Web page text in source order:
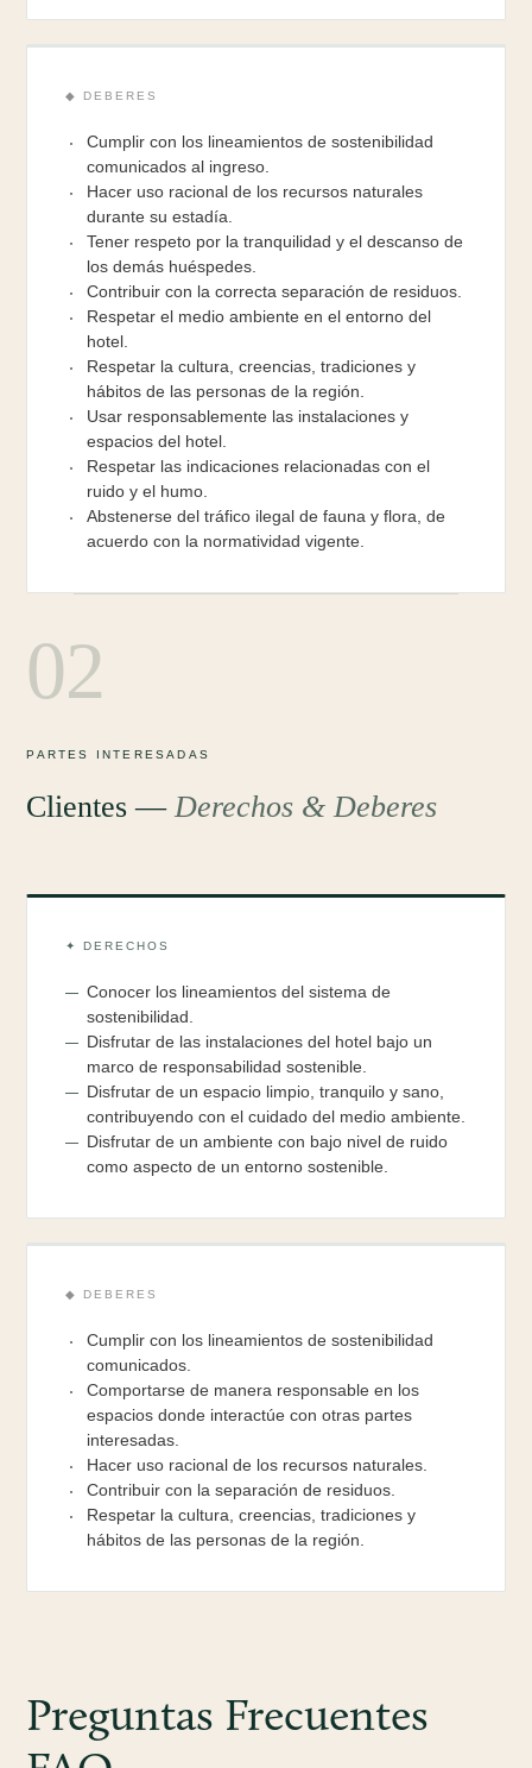
◆ DEBERES
Cumplir con los lineamientos de sostenibilidad
comunicados al ingreso.
Hacer uso racional de los recursos naturales
durante su estadía.
Tener respeto por la tranquilidad y el descanso de
los demás huéspedes.
Contribuir con la correcta separación de residuos.
Respetar el medio ambiente en el entorno del
hotel.
Respetar la cultura, creencias, tradiciones y
hábitos de las personas de la región.
Usar responsablemente las instalaciones y
espacios del hotel.
Respetar las indicaciones relacionadas con el
ruido y el humo.
Abstenerse del tráfico ilegal de fauna y flora, de
acuerdo con la normatividad vigente.
02
PARTES INTERESADAS
Clientes — Derechos & Deberes
✦ DERECHOS
Conocer los lineamientos del sistema de
sostenibilidad.
Disfrutar de las instalaciones del hotel bajo un
marco de responsabilidad sostenible.
Disfrutar de un espacio limpio, tranquilo y sano,
contribuyendo con el cuidado del medio ambiente.
Disfrutar de un ambiente con bajo nivel de ruido
como aspecto de un entorno sostenible.
◆ DEBERES
Cumplir con los lineamientos de sostenibilidad
comunicados.
Comportarse de manera responsable en los
espacios donde interactúe con otras partes
interesadas.
Hacer uso racional de los recursos naturales.
Contribuir con la separación de residuos.
Respetar la cultura, creencias, tradiciones y
hábitos de las personas de la región.
Preguntas Frecuentes